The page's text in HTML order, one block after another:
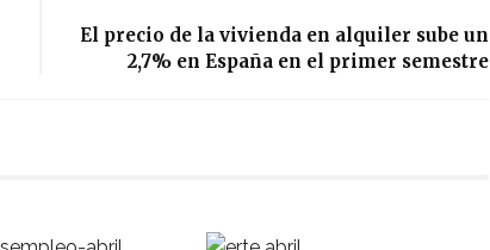
El precio de la vivienda en alquiler sube un
2,7% en España en el primer semestre